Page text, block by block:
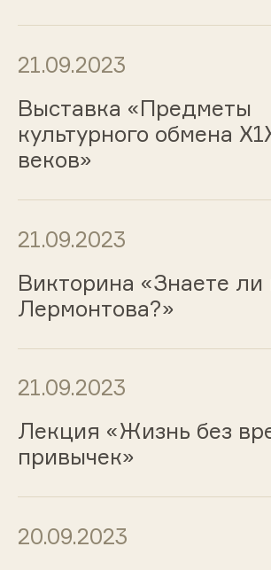
21.09.2023
Выставка «Предметы
культурного обмена
веков»
21.09.2023
Викторина «Знаете ли
Лермонтова?»
21.09.2023
Лекция «Жизнь без
привычек»
20.09.2023